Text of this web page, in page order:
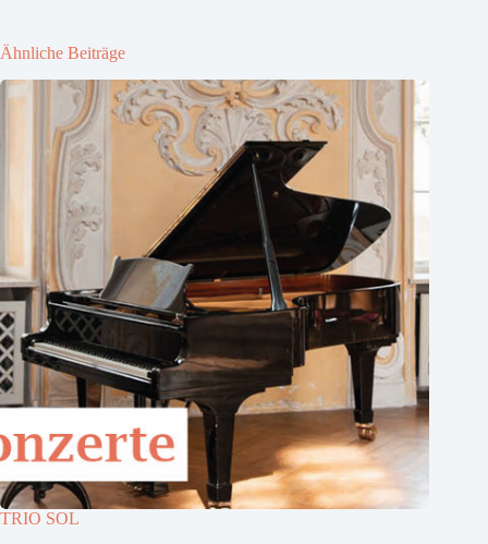
Ähnliche Beiträge
TRIO SOL